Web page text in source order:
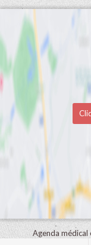
Agenda médical